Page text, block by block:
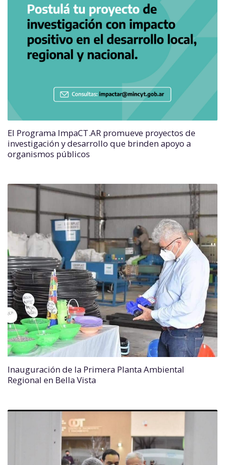
El Programa ImpaCT.AR promueve proyectos de
investigación y desarrollo que brinden apoyo a
organismos públicos
Inauguración de la Primera Planta Ambiental
Regional en Bella Vista